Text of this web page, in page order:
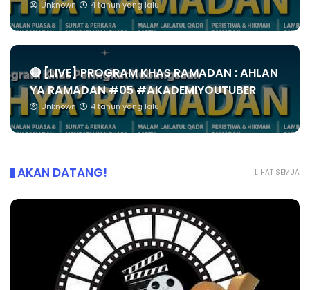
Unknown 4 tahun yang lalu
🔴 [LIVE] PROGRAM KHAS RAMADAN : AHLAN
YA RAMADAN #05 #AKADEMIYOUTUBER
Unknown 4 tahun yang lalu
LIHAT SEMUA
AKAN DATANG!